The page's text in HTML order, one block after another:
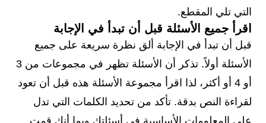
التي تلي المقطع.
اقرأ جميع الأسئلة قبل أن تبدأ في الإجابة
قبل أن تبدأ في الإجابة ألق نظرة سريعة على جميع
الأسئلة أولاً. تذكر أن الأسئلة تظهر في مجموعات من 3
أو 4 أو أكثر، لذا اقرأ مجموعة الأسئلة هذه قبل أن تعود
لقراءة النص بدقة. تأكد من تحديد الكلمات التي تدل
على المعلومات الأساسية في أسئلتك وبما أنك قمت